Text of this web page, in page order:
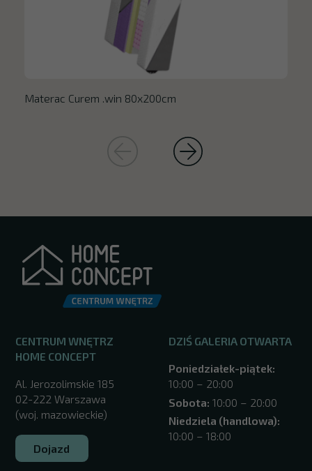
Materac Curem .win 80x200cm
CENTRUM WNĘTRZ
HOME CONCEPT
Al. Jerozolimskie 185
02-222 Warszawa
(woj. mazowieckie)
Dojazd
DZIŚ GALERIA OTWARTA
Poniedziałek-piątek:
10:00 – 20:00
Sobota: 10:00 – 20:00
Niedziela (handlowa):
10:00 – 18:00